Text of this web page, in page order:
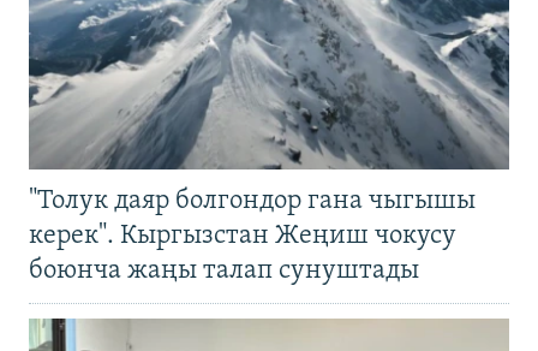
"Толук даяр болгондор гана чыгышы
керек". Кыргызстан Жеңиш чокусу
боюнча жаңы талап сунуштады